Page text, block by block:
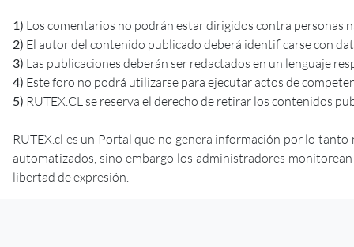
1) Los comentarios no podrán estar dirigidos contra personas
2) El autor del contenido publicado deberá identificarse con
3) Las publicaciones deberán ser redactados en un lenguaje
4) Este foro no podrá utilizarse para ejecutar actos de
5) RUTEX.CL se reserva el derecho de retirar los contenidos
RUTEX.cl es un Portal que no genera información por lo
automatizados, sino embargo los administradores
libertad de expresión.